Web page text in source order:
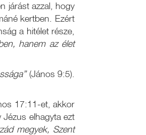
járást azzal, hogy
kertben. Ezért
a hitélet része,
hanem az élet
(János 9:5).
17:11-et, akkor
elhagyta ezt
megyek, Szent